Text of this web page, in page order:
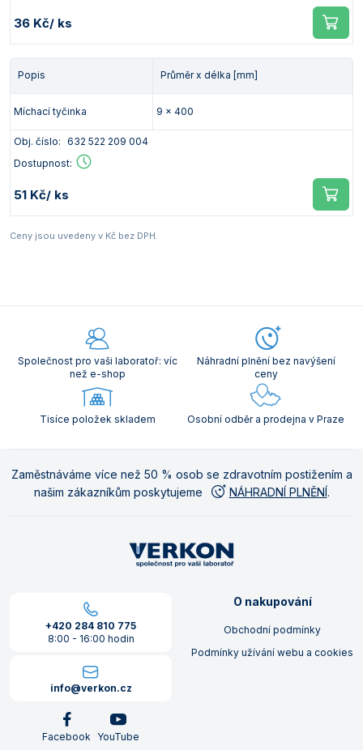
36 Kč/ ks
Popis Průměr x délka [mm]
Míchací tyčinka 9 x 400
Obj. číslo: 632 522 209 004
Dostupnost:
51 Kč/ ks
Ceny jsou uvedeny v Kč bez DPH.
Společnost pro vaši laboratoř: víc
než e-shop
Náhradní plnění bez navýšení
ceny
Tisíce položek skladem Osobní odběr a prodejna v Praze
Zaměstnáváme více než 50 % osob se zdravotním postižením a
našim zákazníkům poskytujeme
NÁHRADNÍ PLNĚNÍ.
+420 284 810 775
8:00 - 16:00 hodin
info@verkon.cz
Facebook YouTube
O nakupování
Obchodní podmínky
Podmínky užívání webu a cookies